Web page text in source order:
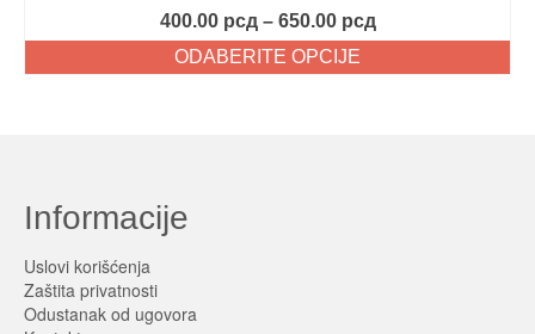
Ocenjeno
sa5.00od
5
400.00 рсд– 650.00 рсд
ODABERITE OPCIJE
Informacije
Uslovi korišćenja
Zaštita privatnosti
Odustanak od ugovora